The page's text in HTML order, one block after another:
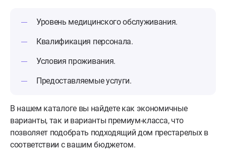
Уровень медицинского обслуживания.
Квалификация персонала.
Условия проживания.
Предоставляемые услуги.
В нашем каталоге вы найдете как экономичные
варианты, так и варианты премиум-класса, что
позволяет подобрать подходящий дом престарелых в
соответствии с вашим бюджетом.